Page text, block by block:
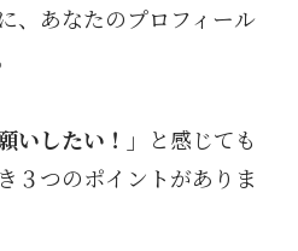
、あなたのプロフィール
いしたい！」
と感じても
３つのポイントがありま